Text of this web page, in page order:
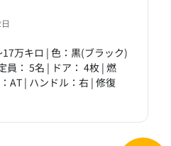
万キロ | 色：黒(ブラック)
員： 5名 | ドア： 4枚 | 燃
AT | ハンドル：右 | 修復